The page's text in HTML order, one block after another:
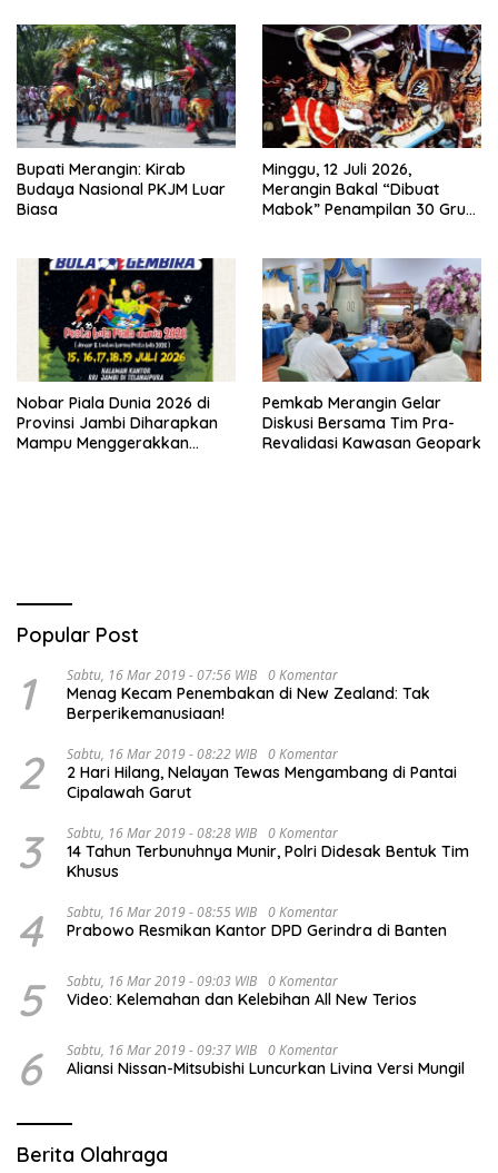
Sejak 2002
Bupati Merangin: Kirab
Budaya Nasional PKJM Luar
Biasa
Minggu, 12 Juli 2026,
Merangin Bakal “Dibuat
Mabok” Penampilan 30 Grup
Nobar Piala Dunia 2026 di
Provinsi Jambi Diharapkan
Mampu Menggerakkan
Pemkab Merangin Gelar
Diskusi Bersama Tim Pra-
Revalidasi Kawasan Geopark
Popular Post
1 Sabtu, 16 Mar 2019 - 07:56 WIB 0 Komentar
Menag Kecam Penembakan di New Zealand: Tak
Berperikemanusiaan!
2 Sabtu, 16 Mar 2019 - 08:22 WIB 0 Komentar
2 Hari Hilang, Nelayan Tewas Mengambang di Pantai
Cipalawah Garut
3 Sabtu, 16 Mar 2019 - 08:28 WIB 0 Komentar
14 Tahun Terbunuhnya Munir, Polri Didesak Bentuk Tim
Khusus
4 Sabtu, 16 Mar 2019 - 08:55 WIB 0 Komentar
Prabowo Resmikan Kantor DPD Gerindra di Banten
5 Sabtu, 16 Mar 2019 - 09:03 WIB 0 Komentar
Video: Kelemahan dan Kelebihan All New Terios
6 Sabtu, 16 Mar 2019 - 09:37 WIB 0 Komentar
Aliansi Nissan-Mitsubishi Luncurkan Livina Versi Mungil
Berita Olahraga